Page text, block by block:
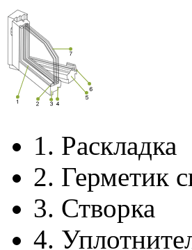
1. Раскладка
2. Герметик
3. Створка
4.